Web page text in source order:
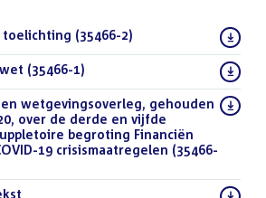
(35466-2)
(35466-1)
wetgevingsoverleg, gehouden
over de derde en vijfde
begroting Financiën
19 crisismaatregelen (35466-